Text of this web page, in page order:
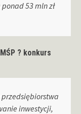
53 mln zł
? konkurs
przedsiębiorstwa
inwestycji,